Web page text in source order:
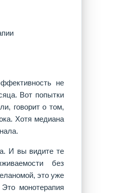
не
Вот попытки
говорит о том,
Хотя медиана
И вы видите те
без
это уже
монотерапия